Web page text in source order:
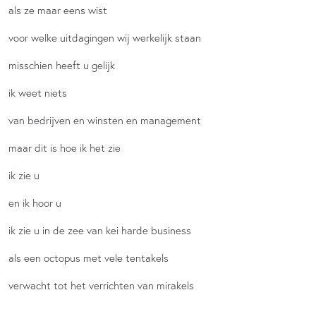
als ze maar eens wist
voor welke uitdagingen wij werkelijk staan
misschien heeft u gelijk
ik weet niets
van bedrijven en winsten en management
maar dit is hoe ik het zie
ik zie u
en ik hoor u
ik zie u in de zee van kei harde business
als een octopus met vele tentakels
verwacht tot het verrichten van mirakels